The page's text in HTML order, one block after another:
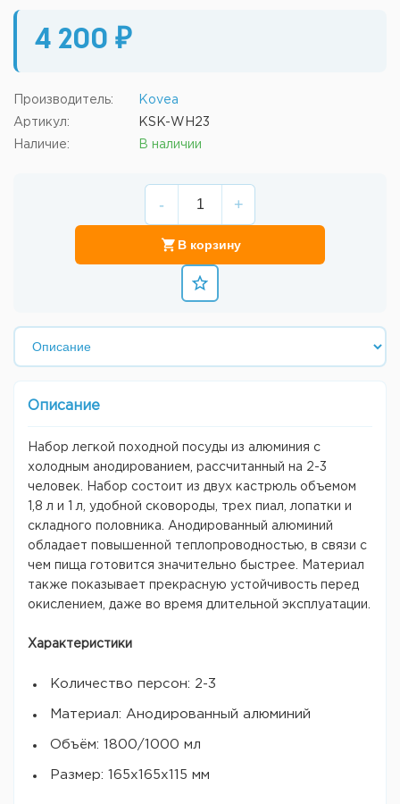
4 200 ₽
Производитель: Kovea
Артикул: KSK-WH23
Наличие: В наличии
- +
В корзину
Описание
Набор легкой походной посуды из алюминия с
холодным анодированием, рассчитанный на 2-3
человек. Набор состоит из двух кастрюль объемом
1,8 л и 1 л, удобной сковороды, трех пиал, лопатки и
складного половника. Анодированный алюминий
обладает повышенной теплопроводностью, в связи с
чем пища готовится значительно быстрее. Материал
также показывает прекрасную устойчивость перед
окислением, даже во время длительной эксплуатации.
Характеристики
Количество персон: 2-3
Материал: Анодированный алюминий
Объём: 1800/1000 мл
Размер: 165x165x115 мм